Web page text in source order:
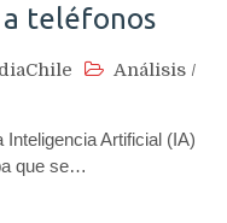
a teléfonos
Análisis /
Inteligencia Artificial (IA)
que se…